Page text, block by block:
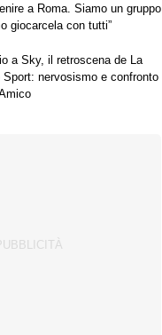
a Roma. Siamo un gruppo
giocarcela con tutti”
a Sky, il retroscena de La
nervosismo e confronto